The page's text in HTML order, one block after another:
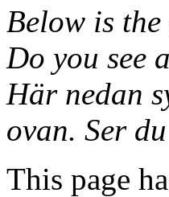
Below is the
Do you see
Här nedan
ovan. Ser
This page